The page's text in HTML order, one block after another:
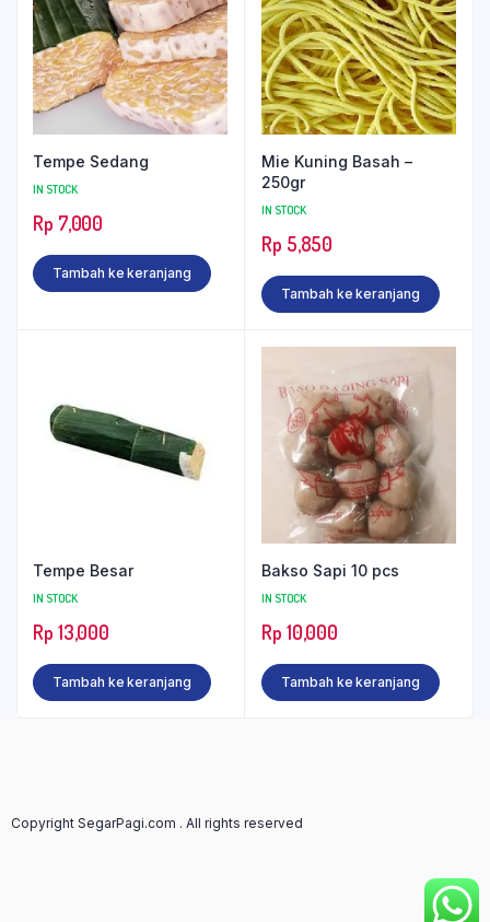
Tempe Sedang
IN STOCK
Rp 7,000
Tambah ke keranjang
Mie Kuning Basah –
250gr
IN STOCK
Rp 5,850
Tambah ke keranjang
Tempe Besar
IN STOCK
Rp 13,000
Tambah ke keranjang
Bakso Sapi 10 pcs
IN STOCK
Rp 10,000
Tambah ke keranjang
Copyright SegarPagi.com . All rights reserved